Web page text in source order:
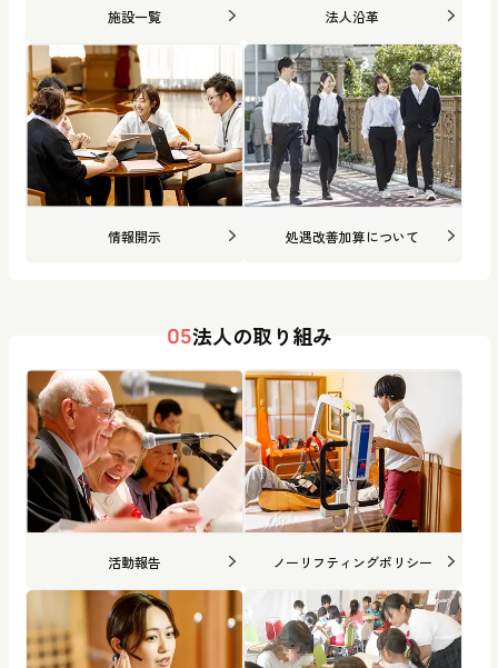
施設一覧 法人沿革
情報開示 処遇改善加算について
05法人の取り組み
活動報告 ノーリフティングポリシー